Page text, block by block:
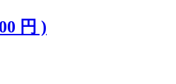
円 )